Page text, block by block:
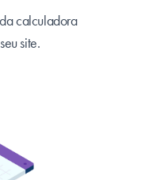
calculadora
site.